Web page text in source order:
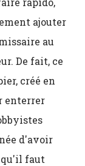
ajouter
au
De fait, ce
créé en
enterrer
d'avoir
qu'il faut